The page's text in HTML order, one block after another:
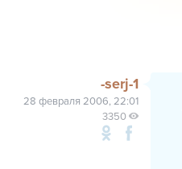
-serj-1
28 февраля 2006, 22:01
3350